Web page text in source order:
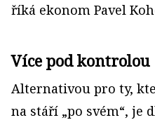
říká ekonom Pavel
Více pod kontrolou
Alternativou pro ty,
na stáří „po svém“, je